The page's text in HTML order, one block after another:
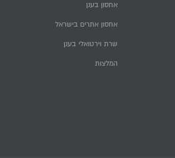
אחסון בענן
אחסון אתרים בישראל
שרת וירטואלי בענן
המלצות